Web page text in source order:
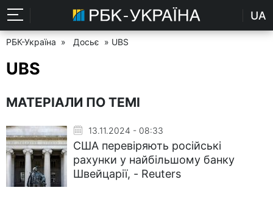
UA
РБК-Україна » Досьє » UBS
UBS
МАТЕРІАЛИ ПО ТЕМІ
13.11.2024 - 08:33
США перевіряють російські
рахунки у найбільшому банку
Швейцарії, - Reuters